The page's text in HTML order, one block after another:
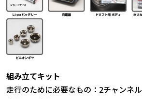
組み立てキット
走行のために必要なもの：2チャンネ